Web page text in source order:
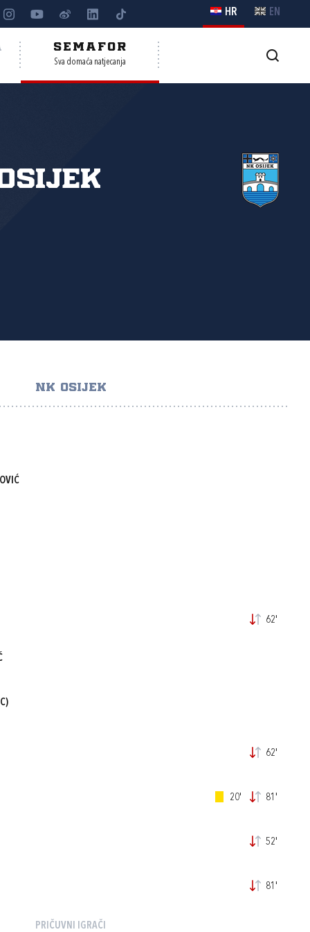
HR EN
SEMAFOR
Sva domaća natjecanja
NK OSIJEK
62'
62'
20' 81'
52'
81'
PRIČUVNI IGRAČI